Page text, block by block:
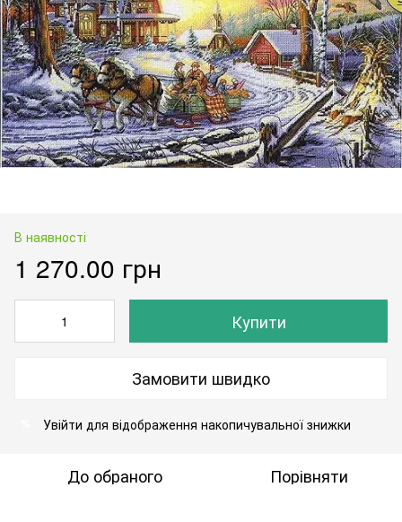
В наявності
1 270.00 грн
Купити
Замовити швидко
Увійти для відображення накопичувальної знижки
До обраного Порівняти